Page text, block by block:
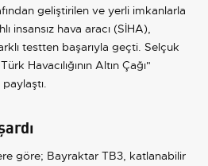
geliştirilen ve yerli imkanlarla
insansız hava aracı (SİHA),
testten başarıyla geçti. Selçuk
Havacılığının Altın Çağı"
göre; Bayraktar TB3, katlanabilir